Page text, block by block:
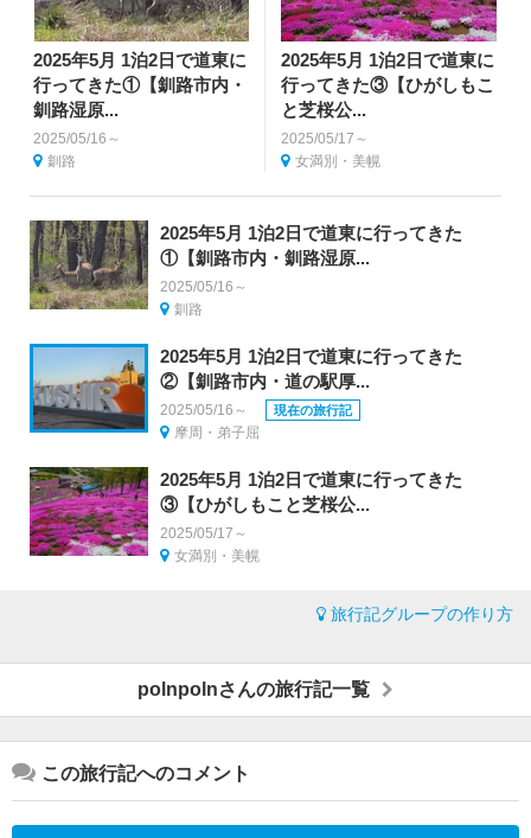
2025年5月 1泊2日で道東に
行ってきた①【釧路市内・
釧路湿原...
2025/05/16～
釧路
2025年5月 1泊2日で道東に
行ってきた③【ひがしもこ
と芝桜公...
2025/05/17～
女満別・美幌
2025年5月 1泊2日で道東に行ってきた
①【釧路市内・釧路湿原...
2025/05/16～
釧路
2025年5月 1泊2日で道東に行ってきた
②【釧路市内・道の駅厚...
2025/05/16～ 現在の旅行記
摩周・弟子屈
2025年5月 1泊2日で道東に行ってきた
③【ひがしもこと芝桜公...
2025/05/17～
女満別・美幌
旅行記グループの作り方
polnpolnさんの旅行記一覧
この旅行記へのコメント